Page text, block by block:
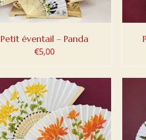
Petit éventail – Panda
€5,00